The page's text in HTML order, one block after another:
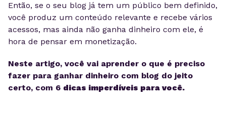
Então, se o seu blog já tem um público bem definido,
você produz um conteúdo relevante e recebe vários
acessos, mas ainda não ganha dinheiro com ele, é
hora de pensar em monetização.
Neste artigo, você vai aprender o que é preciso
fazer para ganhar dinheiro com blog do jeito
certo, com 6 dicas imperdíveis para você.